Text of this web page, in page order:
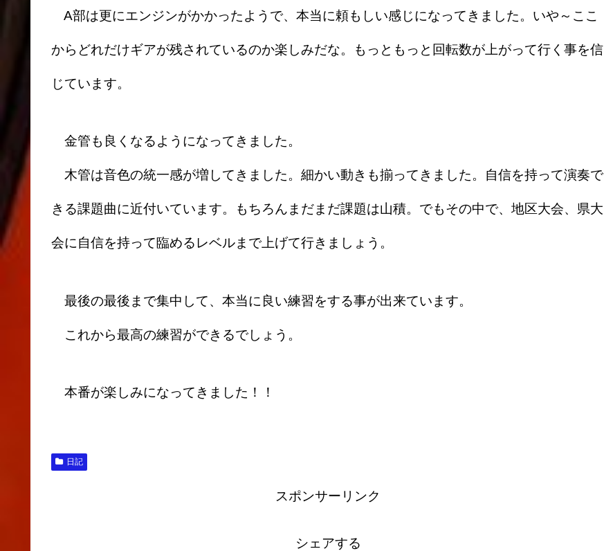
A部は更にエンジンがかかったようで、本当に頼もしい感じになってきました。いや～ここ
からどれだけギアが残されているのか楽しみだな。もっともっと回転数が上がって行く事を信
じています。
金管も良くなるようになってきました。
木管は音色の統一感が増してきました。細かい動きも揃ってきました。自信を持って演奏で
きる課題曲に近付いています。もちろんまだまだ課題は山積。でもその中で、地区大会、県大
会に自信を持って臨めるレベルまで上げて行きましょう。
最後の最後まで集中して、本当に良い練習をする事が出来ています。
これから最高の練習ができるでしょう。
本番が楽しみになってきました！！
日記
スポンサーリンク
シェアする